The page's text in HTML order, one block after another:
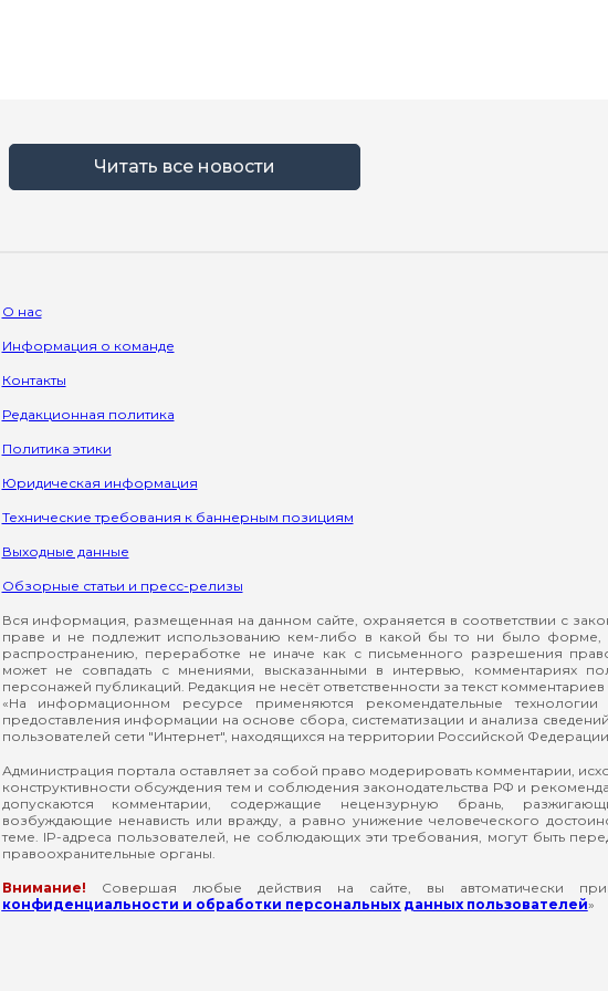
Читать все новости
О нас
Информация о команде
Контакты
Редакционная политика
Политика этики
Юридическая информация
Технические требования к баннерным позициям
Выходные данные
Обзорные статьи и пресс-релизы
Вся информация, размещенная на данном сайте, охраняется в соответствии с
праве и не подлежит использованию кем-либо в какой бы то ни было форме,
распространению, переработке не иначе как с письменного разрешения
может не совпадать с мнениями, высказанными в интервью, комментариях
персонажей публикаций. Редакция не несёт ответственности за текст комментариев
«На информационном ресурсе применяются рекомендательные технологии
предоставления информации на основе сбора, систематизации и анализа
пользователей сети "Интернет", находящихся на территории Российской
Администрация портала оставляет за собой право модерировать комментарии,
конструктивности обсуждения тем и соблюдения законодательства РФ и
допускаются комментарии, содержащие нецензурную брань,
возбуждающие ненависть или вражду, а равно унижение человеческого
теме. IP-адреса пользователей, не соблюдающих эти требования, могут быть
правоохранительные органы.
Внимание! Совершая любые действия на сайте, вы автоматически
конфиденциальности и обработки персональных данных пользователей»